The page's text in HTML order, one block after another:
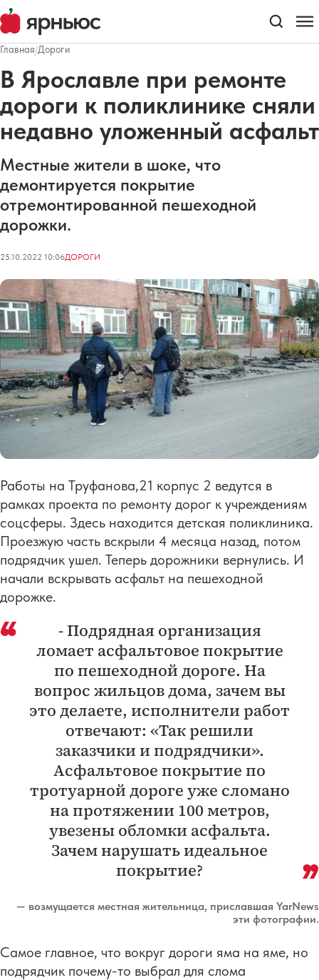
Главная/Дороги
В Ярославле при ремонте
дороги к поликлинике сняли
недавно уложенный асфальт
Местные жители в шоке, что
демонтируется покрытие
отремонтированной пешеходной
дорожки.
25.10.2022 10:06ДОРОГИ
Работы на Труфанова,21 корпус 2 ведутся в
рамках проекта по ремонту дорог к учреждениям
соцсферы. Здесь находится детская поликлиника.
Проезжую часть вскрыли 4 месяца назад, потом
подрядчик ушел. Теперь дорожники вернулись. И
начали вскрывать асфальт на пешеходной
дорожке.
- Подрядная организация
ломает асфальтовое покрытие
по пешеходной дороге. На
вопрос жильцов дома, зачем вы
это делаете, исполнители работ
отвечают: «Так решили
заказчики и подрядчики».
Асфальтовое покрытие по
тротуарной дороге уже сломано
на протяжении 100 метров,
увезены обломки асфальта.
Зачем нарушать идеальное
покрытие?
— возмущается местная жительница, приславшая YarNews
эти фотографии.
Самое главное, что вокруг дороги яма на яме, но
подрядчик почему-то выбрал для слома